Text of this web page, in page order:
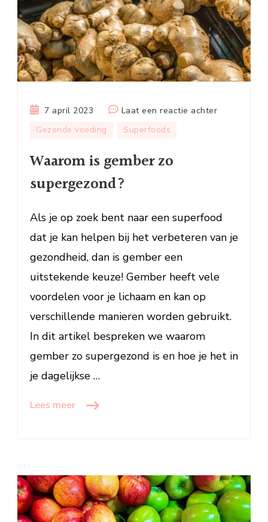
7 april 2023 Laat een reactie achterop
Gezonde voeding Superfoods
Waarom is gember zo
supergezond?
Als je op zoek bent naar een superfood
dat je kan helpen bij het verbeteren van je
gezondheid, dan is gember een
uitstekende keuze! Gember heeft vele
voordelen voor je lichaam en kan op
verschillende manieren worden gebruikt.
In dit artikel bespreken we waarom
gember zo supergezond is en hoe je het in
je dagelijkse …
Lees meer